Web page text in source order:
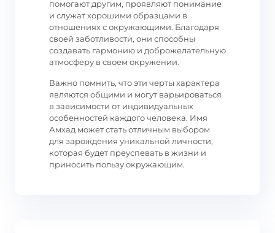
помогают другим, проявляют понимание
и служат хорошими образцами в
отношениях с окружающими. Благодаря
своей заботливости, они способны
создавать гармонию и доброжелательную
атмосферу в своем окружении.
Важно помнить, что эти черты характера
являются общими и могут варьироваться
в зависимости от индивидуальных
особенностей каждого человека. Имя
Амхад может стать отличным выбором
для зарождения уникальной личности,
которая будет преуспевать в жизни и
приносить пользу окружающим.